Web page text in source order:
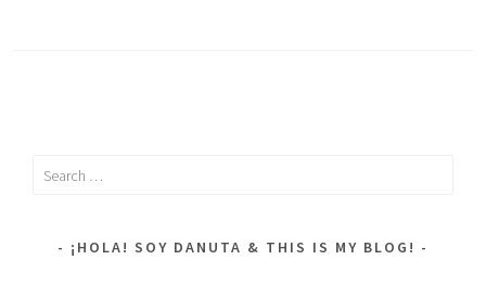
Search
¡HOLA! SOY DANUTA & THIS IS MY BLOG!